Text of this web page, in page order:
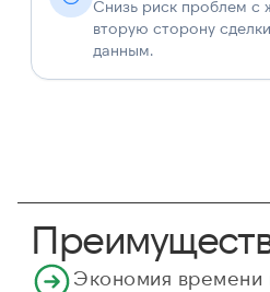
Снизь риск проблем с
вторую сторону
данным.
Экономия времени